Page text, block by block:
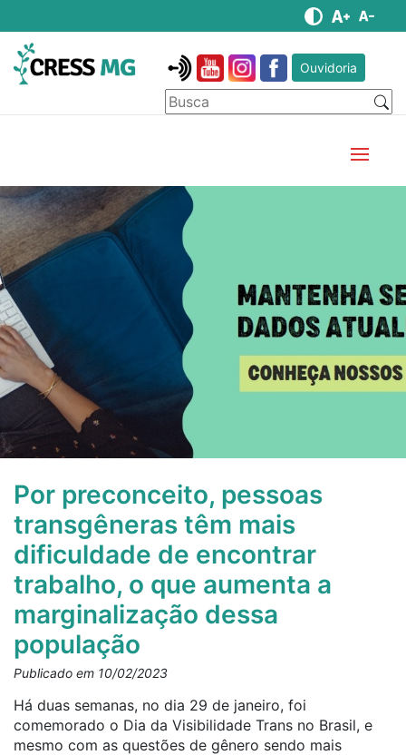
Ouvidoria
Por preconceito, pessoas
transgêneras têm mais
dificuldade de encontrar
trabalho, o que aumenta a
marginalização dessa
população
Publicado em 10/02/2023
Há duas semanas, no dia 29 de janeiro, foi
comemorado o Dia da Visibilidade Trans no Brasil, e
mesmo com as questões de gênero sendo mais